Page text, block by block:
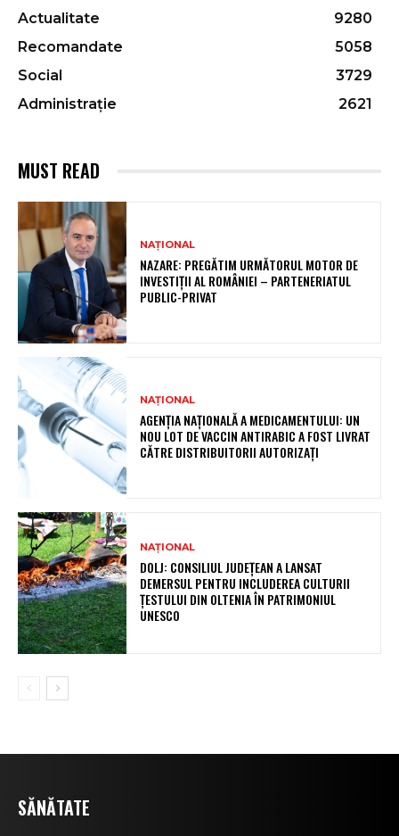
Actualitate
9280
Recomandate
5058
Social
3729
Administrație
2621
MUST READ
NAȚIONAL
NAZARE: PREGĂTIM URMĂTORUL MOTOR DE
INVESTIȚII AL ROMÂNIEI – PARTENERIATUL
PUBLIC-PRIVAT
NAȚIONAL
AGENȚIA NAȚIONALĂ A MEDICAMENTULUI: UN
NOU LOT DE VACCIN ANTIRABIC A FOST LIVRAT
CĂTRE DISTRIBUITORII AUTORIZAȚI
NAȚIONAL
DOLJ: CONSILIUL JUDEȚEAN A LANSAT
DEMERSUL PENTRU INCLUDEREA CULTURII
ȚESTULUI DIN OLTENIA ÎN PATRIMONIUL
UNESCO
SĂNĂTATE